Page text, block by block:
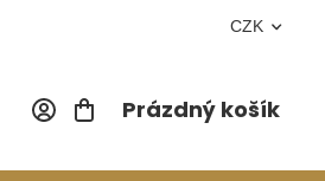
CZK
Nákupní
Prázdný košík